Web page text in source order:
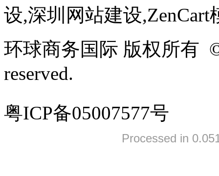
设,深圳网站建设,ZenCart
环球商务国际 版权所有
reserved.
粤ICP备05007577号
Processed in